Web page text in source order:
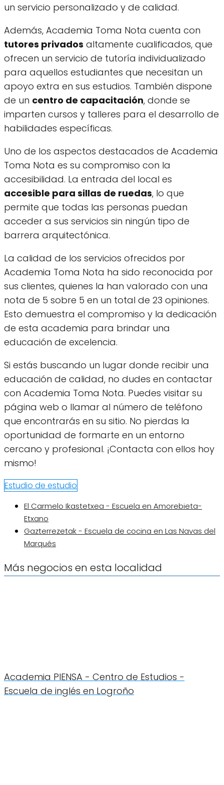
un servicio personalizado y de calidad.
Además, Academia Toma Nota cuenta con
tutores privados altamente cualificados, que
ofrecen un servicio de tutoría individualizado
para aquellos estudiantes que necesitan un
apoyo extra en sus estudios. También dispone
de un centro de capacitación, donde se
imparten cursos y talleres para el desarrollo de
habilidades específicas.
Uno de los aspectos destacados de Academia
Toma Nota es su compromiso con la
accesibilidad. La entrada del local es
accesible para sillas de ruedas, lo que
permite que todas las personas puedan
acceder a sus servicios sin ningún tipo de
barrera arquitectónica.
La calidad de los servicios ofrecidos por
Academia Toma Nota ha sido reconocida por
sus clientes, quienes la han valorado con una
nota de 5 sobre 5 en un total de 23 opiniones.
Esto demuestra el compromiso y la dedicación
de esta academia para brindar una
educación de excelencia.
Si estás buscando un lugar donde recibir una
educación de calidad, no dudes en contactar
con Academia Toma Nota. Puedes visitar su
página web o llamar al número de teléfono
que encontrarás en su sitio. No pierdas la
oportunidad de formarte en un entorno
cercano y profesional. ¡Contacta con ellos hoy
mismo!
Estudio de estudio
El Carmelo Ikastetxea - Escuela en Amorebieta-
Etxano
Gazterrezetak - Escuela de cocina en Las Navas del
Marqués
Más negocios en esta localidad
Academia PIENSA - Centro de Estudios -
Escuela de inglés en Logroño